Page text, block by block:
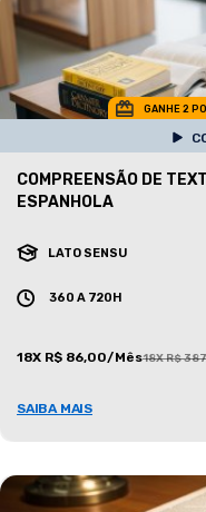
GANHE 2
COMPREENSÃO DE
ESPANHOLA
LATO SENSU
360 A 720H
18X R$ 86,00/Mês18X R$
SAIBA MAIS